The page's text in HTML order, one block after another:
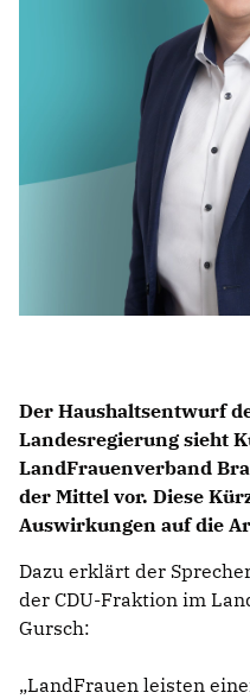
Der Haushaltsentwurf
Landesregierung sieht
LandFrauenverband
der Mittel vor. Diese
Auswirkungen auf die
Dazu erklärt der
der CDU-Fraktion im
Gursch:
LandFrauen leisten